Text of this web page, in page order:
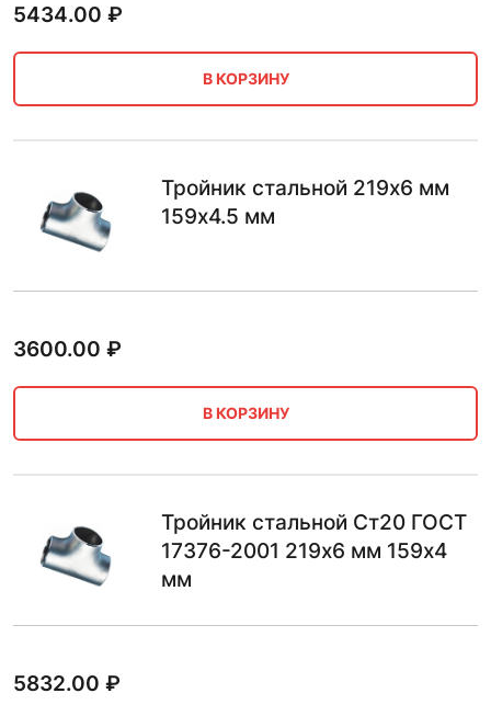
5434.00 ₽
В КОРЗИНУ
Тройник стальной 219х6 мм
159х4.5 мм
3600.00 ₽
В КОРЗИНУ
Тройник стальной Ст20 ГОСТ
17376-2001 219х6 мм 159х4
мм
5832.00 ₽